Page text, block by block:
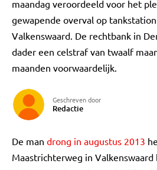
maandag veroordeeld voor het
gewapende overval op tankstation
Valkenswaard. De rechtbank in
dader een celstraf van twaalf
maanden voorwaardelijk.
Geschreven door
Redactie
De man drong in augustus 2013
Maastrichterweg in